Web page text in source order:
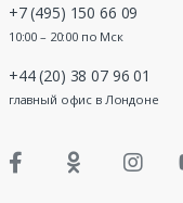
+7 (495) 150 66 09
10:00 – 20:00 по Мск
+44 (20) 38 07 96 01
главный офис в Лондоне